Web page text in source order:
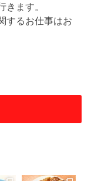
ます。
するお仕事はお